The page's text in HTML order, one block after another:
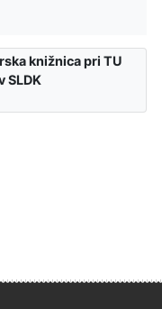
knižnica pri TU
SLDK